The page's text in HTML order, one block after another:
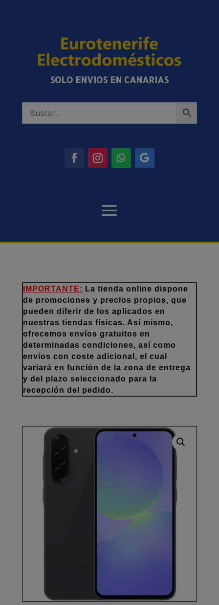
SOLO ENVIOS EN CANARIAS
IMPORTANTE: La tienda online dispone
de promociones y precios propios, que
pueden diferir de los aplicados en
nuestras tiendas físicas. Así mismo,
ofrecemos envíos gratuitos en
determinadas condiciones, así como
envíos con coste adicional, el cual
variará en función de la zona de entrega
y del plazo seleccionado para la
recepción del pedido.